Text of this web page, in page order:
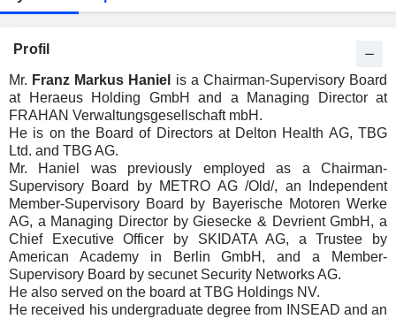
Profil
Mr. Franz Markus Haniel
is a Chairman-Supervisory Board
at Heraeus Holding GmbH and a Managing Director at
FRAHAN Verwaltungsgesellschaft mbH.
He is on the Board of Directors at Delton Health AG, TBG
Ltd. and TBG AG.
Mr. Haniel was previously employed as a Chairman-
Supervisory Board by METRO AG /Old/, an Independent
Member-Supervisory Board by Bayerische Motoren Werke
AG, a Managing Director by Giesecke & Devrient GmbH, a
Chief Executive Officer by SKIDATA AG, a Trustee by
American Academy in Berlin GmbH, and a Member-
Supervisory Board by secunet Security Networks AG.
He also served on the board at TBG Holdings NV.
He received his undergraduate degree from INSEAD and an